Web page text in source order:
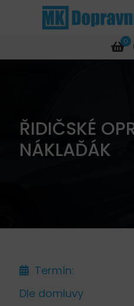
0
ŘIDIČSKÉ
NÁKLAĎÁK
Termín:
Dle domluvy